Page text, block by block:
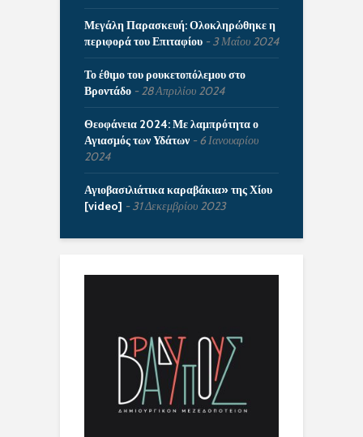
Μεγάλη Παρασκευή: Ολοκληρώθηκε η
περιφορά του Επιταφίου
3 Μαΐου 2024
Το έθιμο του ρουκετοπόλεμου στο
Βροντάδο
28 Απριλίου 2024
Θεοφάνεια 2024: Με λαμπρότητα ο
Αγιασμός των Υδάτων
6 Ιανουαρίου
2024
Αγιοβασιλιάτικα καραβάκια» της Χίου
[video]
31 Δεκεμβρίου 2023